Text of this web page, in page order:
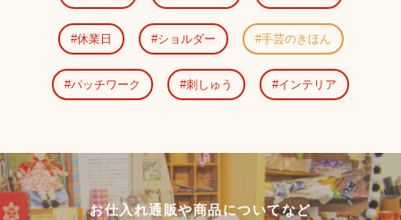
休業日 ショルダー 手芸のきほん
パッチワーク 刺しゅう インテリア
お仕入れ通販や商品についてなど